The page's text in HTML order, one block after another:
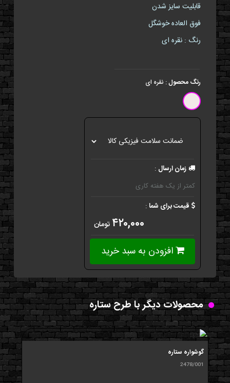
قابلیت سایز شدن
فوق العاده خوشگل
رنگ : نقره ای
رنگ محصول: نقره ای
زمان ارسال :
کمتر از یک هفته کاری
قیمت برای شما:
۴۲۰,۰۰۰ تومان
افزودن به سبد خرید
محصولات دیگر با طرح ستاره
گوشواره ستاره
2478/001